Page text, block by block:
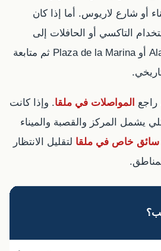
أو شارع لاريوس. أما إذا كان
التاكسي أو الحافلات إلى
محيط Alameda Principal أو Plaza de la Marina ثم متابعة
راجع المواصلات في ملقا. وإذا كانت
يشمل المركز والقصبة والميناء
سائق خاص في ملقا لتقليل الانتظار